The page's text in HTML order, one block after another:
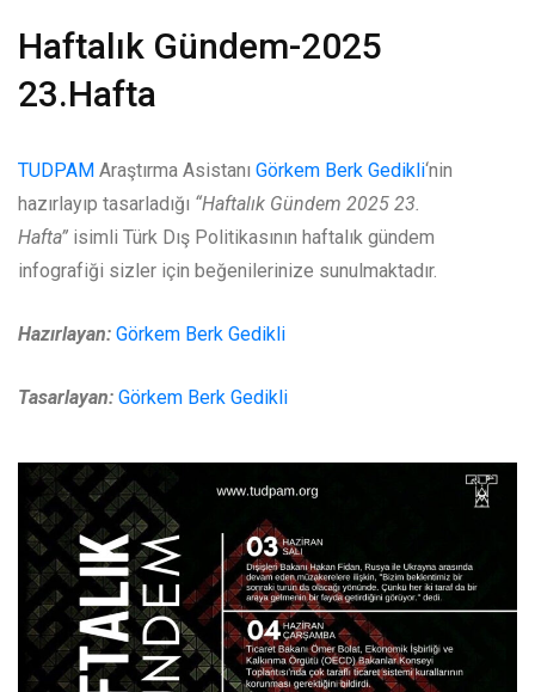
Haftalık Gündem-2025
23.Hafta
TUDPAM Araştırma Asistanı Görkem Berk Gedikli‘nin
hazırlayıp tasarladığı “Haftalık Gündem 2025 23.
Hafta” isimli Türk Dış Politikasının haftalık gündem
infografiği sizler için beğenilerinize sunulmaktadır.
Hazırlayan: Görkem Berk Gedikli
Tasarlayan: Görkem Berk Gedikli